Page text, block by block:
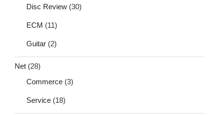
Disc Review (30)
ECM (11)
Guitar (2)
Net (28)
Commerce (3)
Service (18)